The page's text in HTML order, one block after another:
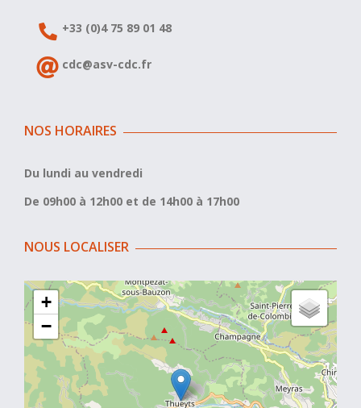
+33 (0)4 75 89 01 48
cdc@asv-cdc.fr
NOS HORAIRES
Du lundi au vendredi
De 09h00 à 12h00 et de 14h00 à 17h00
NOUS LOCALISER
+
−